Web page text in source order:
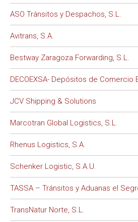
ASO Tránsitos y Despachos, S.L.
Avitrans, S.A.
Bestway Zaragoza Forwarding, S.L.
DECOEXSA- Depósitos de Comercio
JCV Shipping & Solutions
Marcotran Global Logistics, S.L.
Rhenus Logistics, S.A.
Schenker Logistic, S.A.U.
TASSA – Tránsitos y Aduanas el
TransNatur Norte, S.L.